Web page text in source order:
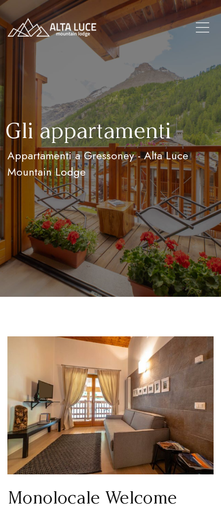
Gli appartamenti
Appartamenti a Gressoney - Alta Luce
Mountain Lodge
Monolocale Welcome